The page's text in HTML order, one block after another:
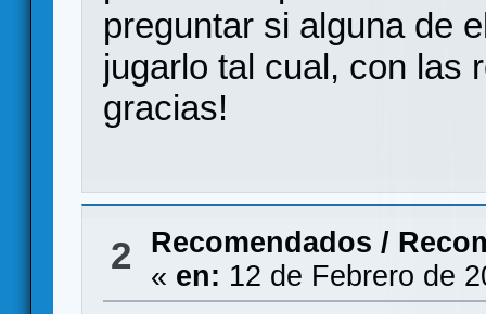
preguntar si alguna de
jugarlo tal cual, con las
gracias!
2 Recomendados /
« en: 12 de Febrero de